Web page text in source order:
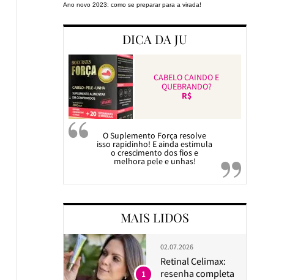
Ano novo 2023: como se preparar para a virada!
DICA DA JU
CABELO CAINDO E
QUEBRANDO?
R$
O Suplemento Força resolve
isso rapidinho! E ainda estimula
o crescimento dos fios e
melhora pele e unhas!
MAIS LIDOS
02.07.2026
Retinal Celimax:
resenha completa
1